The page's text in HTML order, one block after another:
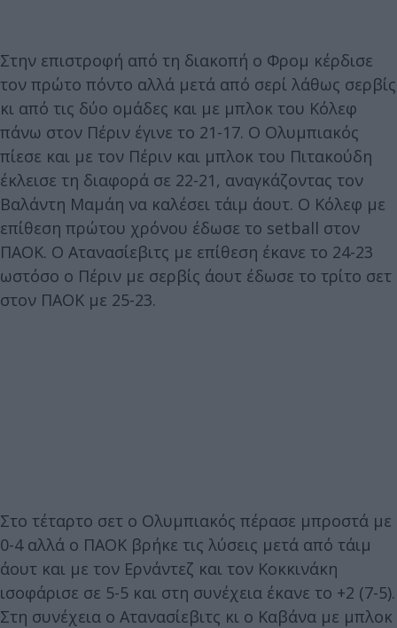
Στην επιστροφή από τη διακοπή ο Φρομ κέρδισε
τον πρώτο πόντο αλλά μετά από σερί λάθως σερβίς
κι από τις δύο ομάδες και με μπλοκ του Κόλεφ
πάνω στον Πέριν έγινε το 21-17. Ο Ολυμπιακός
πίεσε και με τον Πέριν και μπλοκ του Πιτακούδη
έκλεισε τη διαφορά σε 22-21, αναγκάζοντας τον
Βαλάντη Μαμάη να καλέσει τάιμ άουτ. Ο Κόλεφ με
επίθεση πρώτου χρόνου έδωσε το setball στον
ΠΑΟΚ. Ο Ατανασίεβιτς με επίθεση έκανε το 24-23
ωστόσο ο Πέριν με σερβίς άουτ έδωσε το τρίτο σετ
στον ΠΑΟΚ με 25-23.
Στο τέταρτο σετ ο Ολυμπιακός πέρασε μπροστά με
0-4 αλλά ο ΠΑΟΚ βρήκε τις λύσεις μετά από τάιμ
άουτ και με τον Ερνάντεζ και τον Κοκκινάκη
ισοφάρισε σε 5-5 και στη συνέχεια έκανε το +2 (7-5).
Στη συνέχεια ο Ατανασίεβιτς κι ο Καβάνα με μπλοκ